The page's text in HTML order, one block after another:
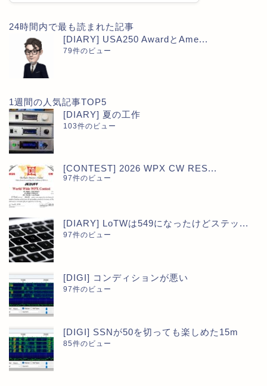
24時間内で最も読まれた記事
[DIARY] USA250 AwardとAme...
79件のビュー
1週間の人気記事TOP5
[DIARY] 夏の工作
103件のビュー
[CONTEST] 2026 WPX CW RES...
97件のビュー
[DIARY] LoTWは549になったけどステッ...
97件のビュー
[DIGI] コンディションが悪い
97件のビュー
[DIGI] SSNが50を切っても楽しめた15m
85件のビュー